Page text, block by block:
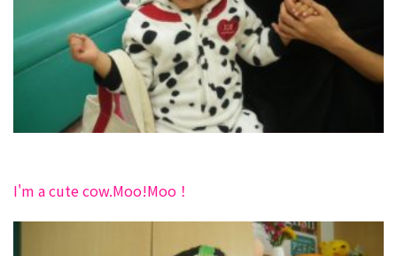
I'm a cute cow.Moo!Moo！